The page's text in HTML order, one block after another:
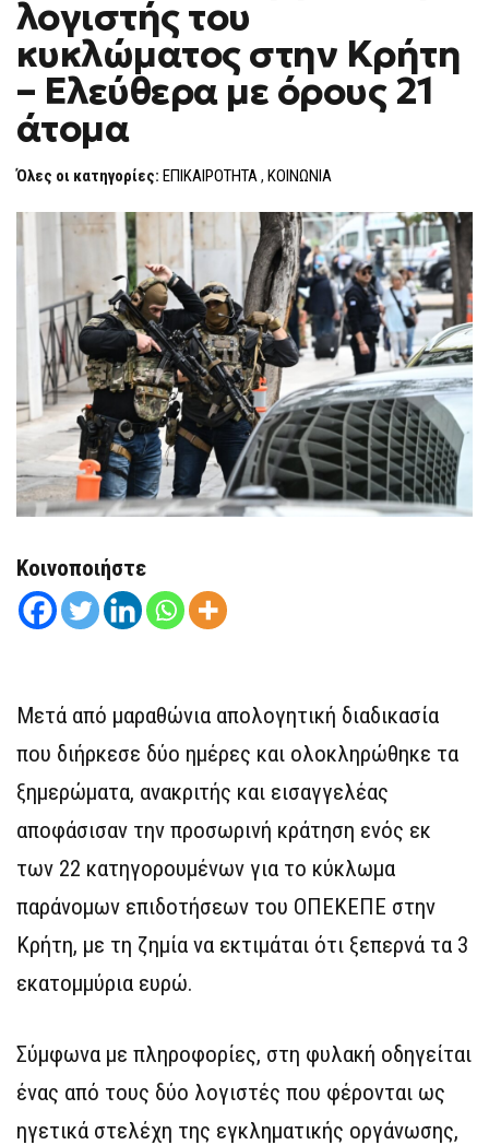
ΤΟΥ
ΚΥΚΛΏΜΑΤΟΣ
ΣΤΗΝ
ΚΡΉΤΗ
ΌΡΟΥΣ
21
λογιστής του
κυκλώματος στην Κρήτη
– Ελεύθερα με όρους 21
άτομα
Όλες οι κατηγορίες: ΕΠΙΚΑΙΡΟΤΗΤΑ, ΚΟΙΝΩΝΙΑ
Κοινοποιήστε
Μετά από μαραθώνια απολογητική διαδικασία
που διήρκεσε δύο ημέρες και ολοκληρώθηκε τα
ξημερώματα, ανακριτής και εισαγγελέας
αποφάσισαν την προσωρινή κράτηση ενός εκ
των 22 κατηγορουμένων για το κύκλωμα
παράνομων επιδοτήσεων του ΟΠΕΚΕΠΕ στην
Κρήτη, με τη ζημία να εκτιμάται ότι ξεπερνά τα 3
εκατομμύρια ευρώ.
Σύμφωνα με πληροφορίες, στη φυλακή οδηγείται
ένας από τους δύο λογιστές που φέρονται ως
ηγετικά στελέχη της εγκληματικής οργάνωσης,